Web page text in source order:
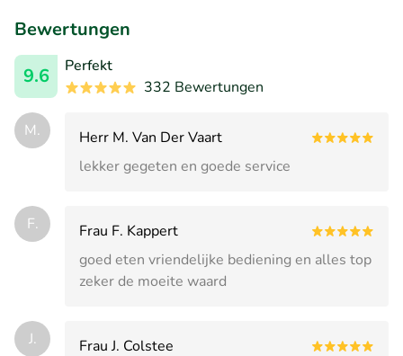
Bewertungen
9.6
Perfekt
332 Bewertungen
M.
Herr M. Van Der Vaart
lekker gegeten en goede service
F.
Frau F. Kappert
goed eten vriendelijke bediening en alles top
zeker de moeite waard
J. Frau J. Colstee